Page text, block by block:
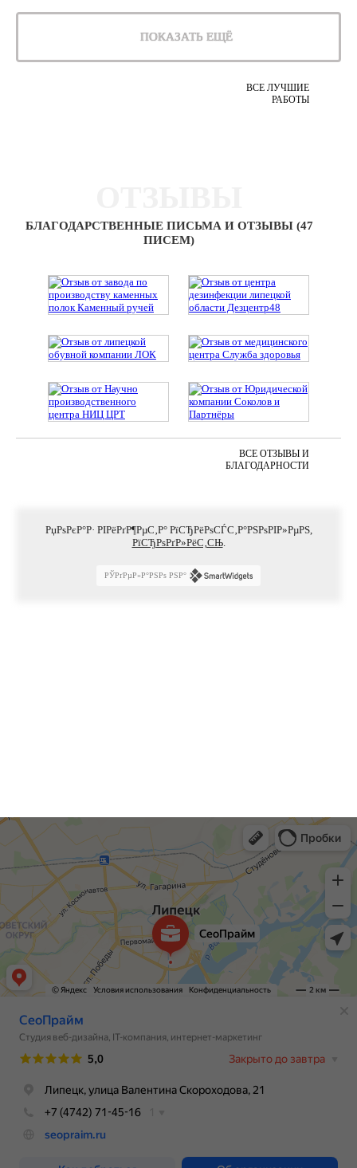
ПОКАЗАТЬ ЕЩЁ
ВСЕ ЛУЧШИЕ
РАБОТЫ
БЛАГОДАРСТВЕННЫЕ ПИСЬМА И ОТЗЫВЫ (47
ПИСЕМ)
ВСЕ ОТЗЫВЫ И
БЛАГОДАРНОСТИ
РџРѕРєР°Р· РІРёРґР¶РµС‚Р° РїСЂРёРѕСЃС‚Р°РЅРѕРІР»РµРЅ,
РїСЂРѕРґР»РёС‚СЊ.
РЎРґРµР»Р°РЅРѕ РЅР°